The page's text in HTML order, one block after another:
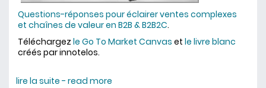
Questions-réponses pour éclairer ventes complexes
et chaînes de valeur en B2B & B2B2C.
Téléchargez le Go To Market Canvas et le livre blanc
créés par innotelos.
lire la suite - read more